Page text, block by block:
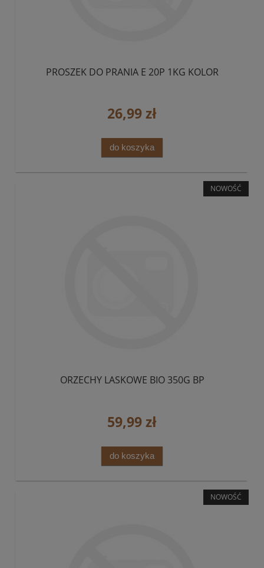
PROSZEK DO PRANIA E 20P 1KG KOLOR
26,99 zł
do koszyka
ORZECHY LASKOWE BIO 350G BP
59,99 zł
do koszyka
NOWOŚĆ
NOWOŚĆ